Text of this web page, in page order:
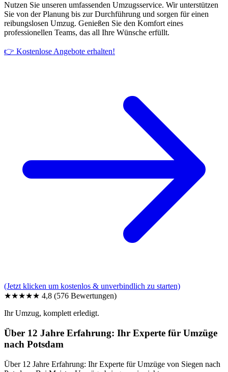
Nutzen Sie unseren umfassenden Umzugsservice. Wir unterstützen
Sie von der Planung bis zur Durchführung und sorgen für einen
reibungslosen Umzug. Genießen Sie den Komfort eines
professionellen Teams, das all Ihre Wünsche erfüllt.
👉 Kostenlose Angebote erhalten!
(Jetzt klicken um kostenlos & unverbindlich zu starten)
★★★★★ 4,8 (576 Bewertungen)
Ihr Umzug, komplett erledigt.
Über 12 Jahre Erfahrung: Ihr Experte für Umzüge
nach Potsdam
Über 12 Jahre Erfahrung: Ihr Experte für Umzüge von Siegen nach